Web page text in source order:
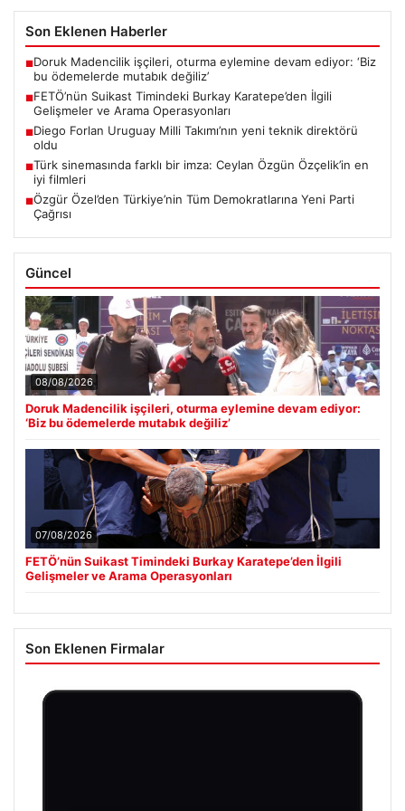
Son Eklenen Haberler
■Doruk Madencilik işçileri, oturma eylemine devam ediyor: ‘Biz
bu ödemelerde mutabık değiliz’
■FETÖ’nün Suikast Timindeki Burkay Karatepe’den İlgili
Gelişmeler ve Arama Operasyonları
■Diego Forlan Uruguay Milli Takımı’nın yeni teknik direktörü
oldu
■Türk sinemasında farklı bir imza: Ceylan Özgün Özçelik’in en
iyi filmleri
■Özgür Özel’den Türkiye’nin Tüm Demokratlarına Yeni Parti
Çağrısı
Güncel
08/08/2026
Doruk Madencilik işçileri, oturma eylemine devam ediyor:
‘Biz bu ödemelerde mutabık değiliz’
07/08/2026
FETÖ’nün Suikast Timindeki Burkay Karatepe’den İlgili
Gelişmeler ve Arama Operasyonları
Son Eklenen Firmalar